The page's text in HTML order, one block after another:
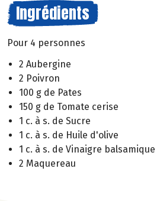
Ingrédients
Pour 4 personnes
2 Aubergine
2 Poivron
100 g de Pates
150 g de Tomate cerise
1 c. à s. de Sucre
1 c. à s. de Huile d'olive
1 c. à s. de Vinaigre balsamique
2 Maquereau